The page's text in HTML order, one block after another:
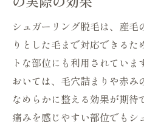
シュガーリング脱毛は、産
りとした毛まで対応できる
トな部位にも利用されてい
おいては、毛穴詰まりや赤み
なめらかに整える効果が期待
痛みを感じやすい部位でもシ